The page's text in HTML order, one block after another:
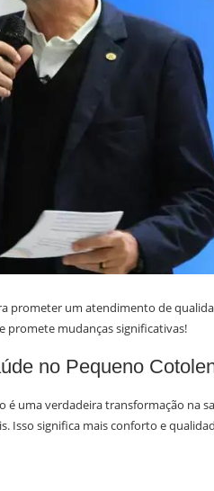
prometer um atendimento de
promete mudanças significativas!
no Pequeno
é uma verdadeira transformação na
Isso significa mais conforto e